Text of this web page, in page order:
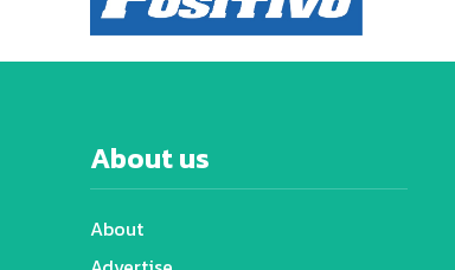
About us
About